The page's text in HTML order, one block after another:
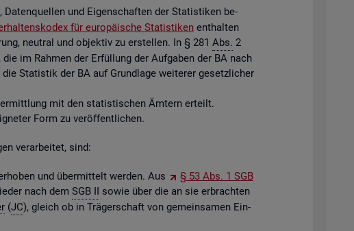
Da­ten­quel­len und Ei­gen­schaf­ten der Sta­tis­ti­ken be­
für eu­ro­päi­sche Sta­tis­ti­kenent­hal­ten
neu­tral und ob­jek­tiv zu er­stel­len. In § 281 Abs. 2
im Rah­men der Er­fül­lung der Auf­ga­ben der BA nach
Sta­tis­tik der BA auf Grund­la­ge wei­te­rer ge­setz­li­cher
mit den sta­tis­ti­schen Äm­tern er­teilt.
Form zu ver­öf­fent­li­chen.
ver­ar­bei­tet, sind:
und über­mit­telt wer­den. Aus
§ 53 Abs. 1 SGB
nach dem SGB II sowie über die an sie er­brach­ten
(JC), gleich ob in Trä­ger­schaft von ge­mein­sa­men Ein­